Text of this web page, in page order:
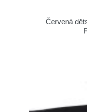
Červená